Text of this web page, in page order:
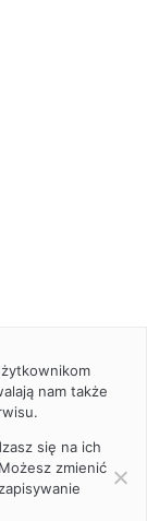
nam także
się na ich
zmienić